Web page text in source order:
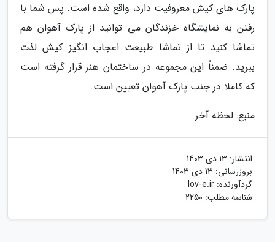
پارک های کیش معروفیت دارد، واقع شده است. پس شما با
رفتن به نمایشگاه خزندگان می توانید از پارک آهوان هم
تماشا کنید تا از تماشا طبیعت اعجاب انگیز کیش لذت
ببرید. ضمناً این مجموعه در ساختمان هنر قرار گرفته است
که کاملا در جنب پارک آهوان تعیین است.
منبع: لحظه آخر
انتشار: 13 دی 1403
بروزرسانی: 13 دی 1403
گردآورنده: lov-e.ir
شناسه مطلب: 2250